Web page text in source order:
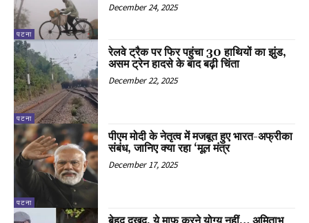
पटना
December 24, 2025
पटना
रेलवे ट्रैक पर फिर पहुंचा 30 हाथियों का झुंड,
असम ट्रेन हादसे के बाद बढ़ी चिंता
December 22, 2025
पटना
पीएम मोदी के नेतृत्व में मजबूत हुए भारत-अफ्रीका
संबंध, जानिए क्या रहा ‘मूल मंत्र
December 17, 2025